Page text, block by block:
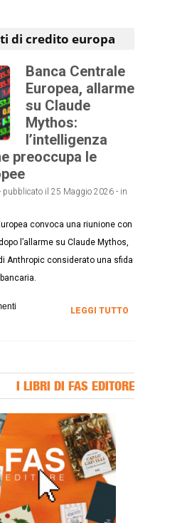
di credito europa
Banca Centrale
Europea, allarme
su Claude
Mythos:
l’intelligenza
preoccupa le
pubblicato il 25 Maggio 2026 - in
convoca una riunione con
l’allarme su Claude Mythos,
Anthropic considerato una sfida
LEGGI TUTTO
I LIBRI DI FAS EDITORE